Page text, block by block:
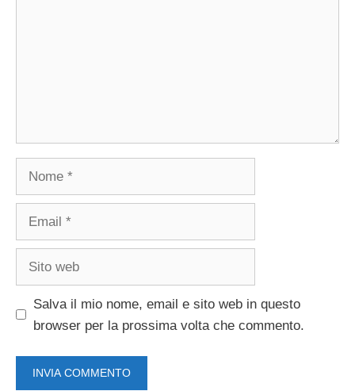
Nome
Email
Sito
Salva il mio nome, email e sito web in questo
browser per la prossima volta che commento.